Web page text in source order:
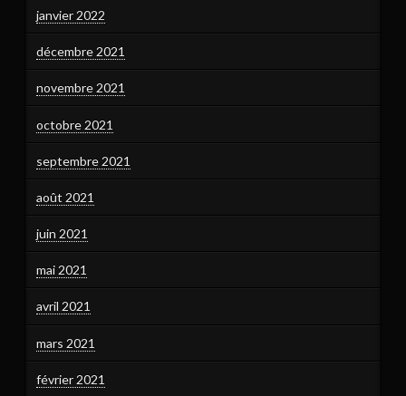
janvier 2022
décembre 2021
novembre 2021
octobre 2021
septembre 2021
août 2021
juin 2021
mai 2021
avril 2021
mars 2021
février 2021